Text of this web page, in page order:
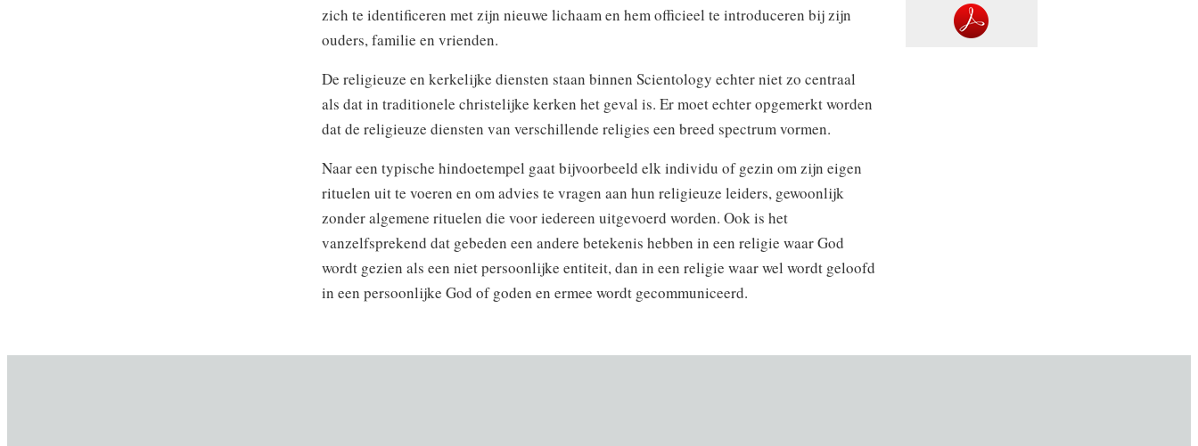
zich te identificeren met zijn nieuwe lichaam en hem officieel te introduceren bij zijn
ouders, familie en vrienden.
De religieuze en kerkelijke diensten staan binnen Scientology echter niet zo centraal
als dat in traditionele christelijke kerken het geval is. Er moet echter opgemerkt worden
dat de religieuze diensten van verschillende religies een breed spectrum vormen.
Naar een typische hindoetempel gaat bijvoorbeeld elk individu of gezin om zijn eigen
rituelen uit te voeren en om advies te vragen aan hun religieuze leiders, gewoonlijk
zonder algemene rituelen die voor iedereen uitgevoerd worden. Ook is het
vanzelfsprekend dat gebeden een andere betekenis hebben in een religie waar God
wordt gezien als een niet persoonlijke entiteit, dan in een religie waar wel wordt geloofd
in een persoonlijke God of goden en ermee wordt gecommuniceerd.